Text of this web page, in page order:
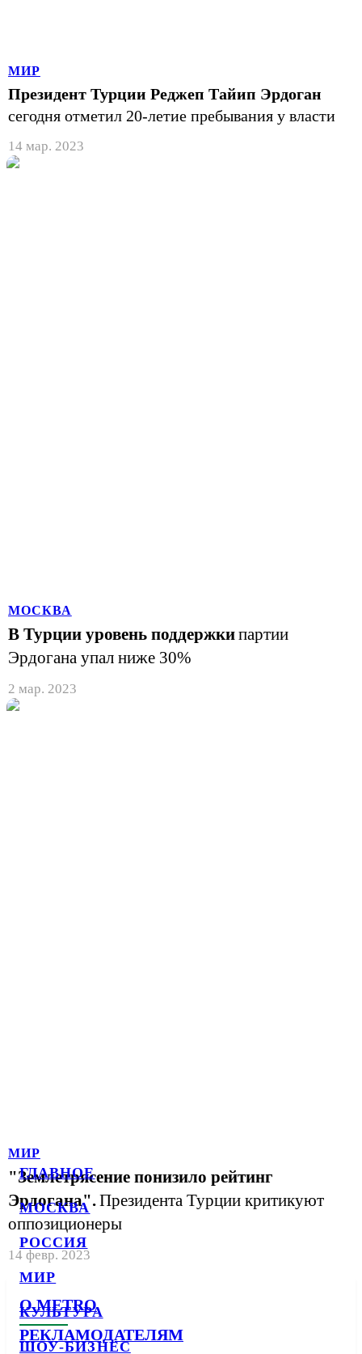
ГЛАВНОЕ
МОСКВА
РОССИЯ
МИР
КУЛЬТУРА
ШОУ-БИЗНЕС
МИР
Президент Турции Реджеп Тайип Эрдоган
сегодня отметил 20-летие пребывания у власти
14 мар. 2023
МОСКВА
В Турции уровень поддержкипартии
Эрдогана упал ниже 30%
2 мар. 2023
МИР
"Землетрясение понизило рейтинг
Эрдогана".Президента Турции критикуют
оппозиционеры
14 февр. 2023
О METRO
РЕКЛАМОДАТЕЛЯМ